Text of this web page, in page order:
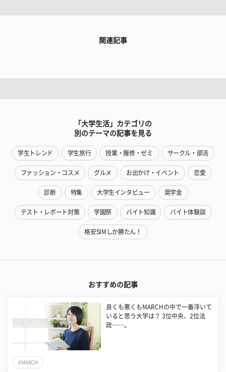
関連記事
「大学生活」カテゴリの
別のテーマの記事を見る
学生トレンド 学生旅行 授業・履修・ゼミ サークル・部活
ファッション・コスメ グルメ お出かけ・イベント 恋愛
診断 特集 大学生インタビュー 奨学金
テスト・レポート対策 学園祭 バイト知識 バイト体験談
格安SIMしか勝たん！
おすすめの記事
良くも悪くもMARCHの中で一番浮いて
いると思う大学は？ 3位中央、2位法
政……。
#MARCH